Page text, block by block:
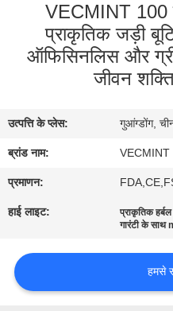
कारखाना
भ्रमण
गुणवत्ता
संपर्क
करें
एक
उद्धरण
VECMINT 100
प्राकृतिक जड़ी
ऑफिसिनलिस और
जीवन
उत्पत्ति के प्लेस: गुआंग्डोंग,
ब्रांड नाम: VECMINT
प्रमाणन:
हाई लाइट: प्राकृतिक
गारंटी के
हमसे